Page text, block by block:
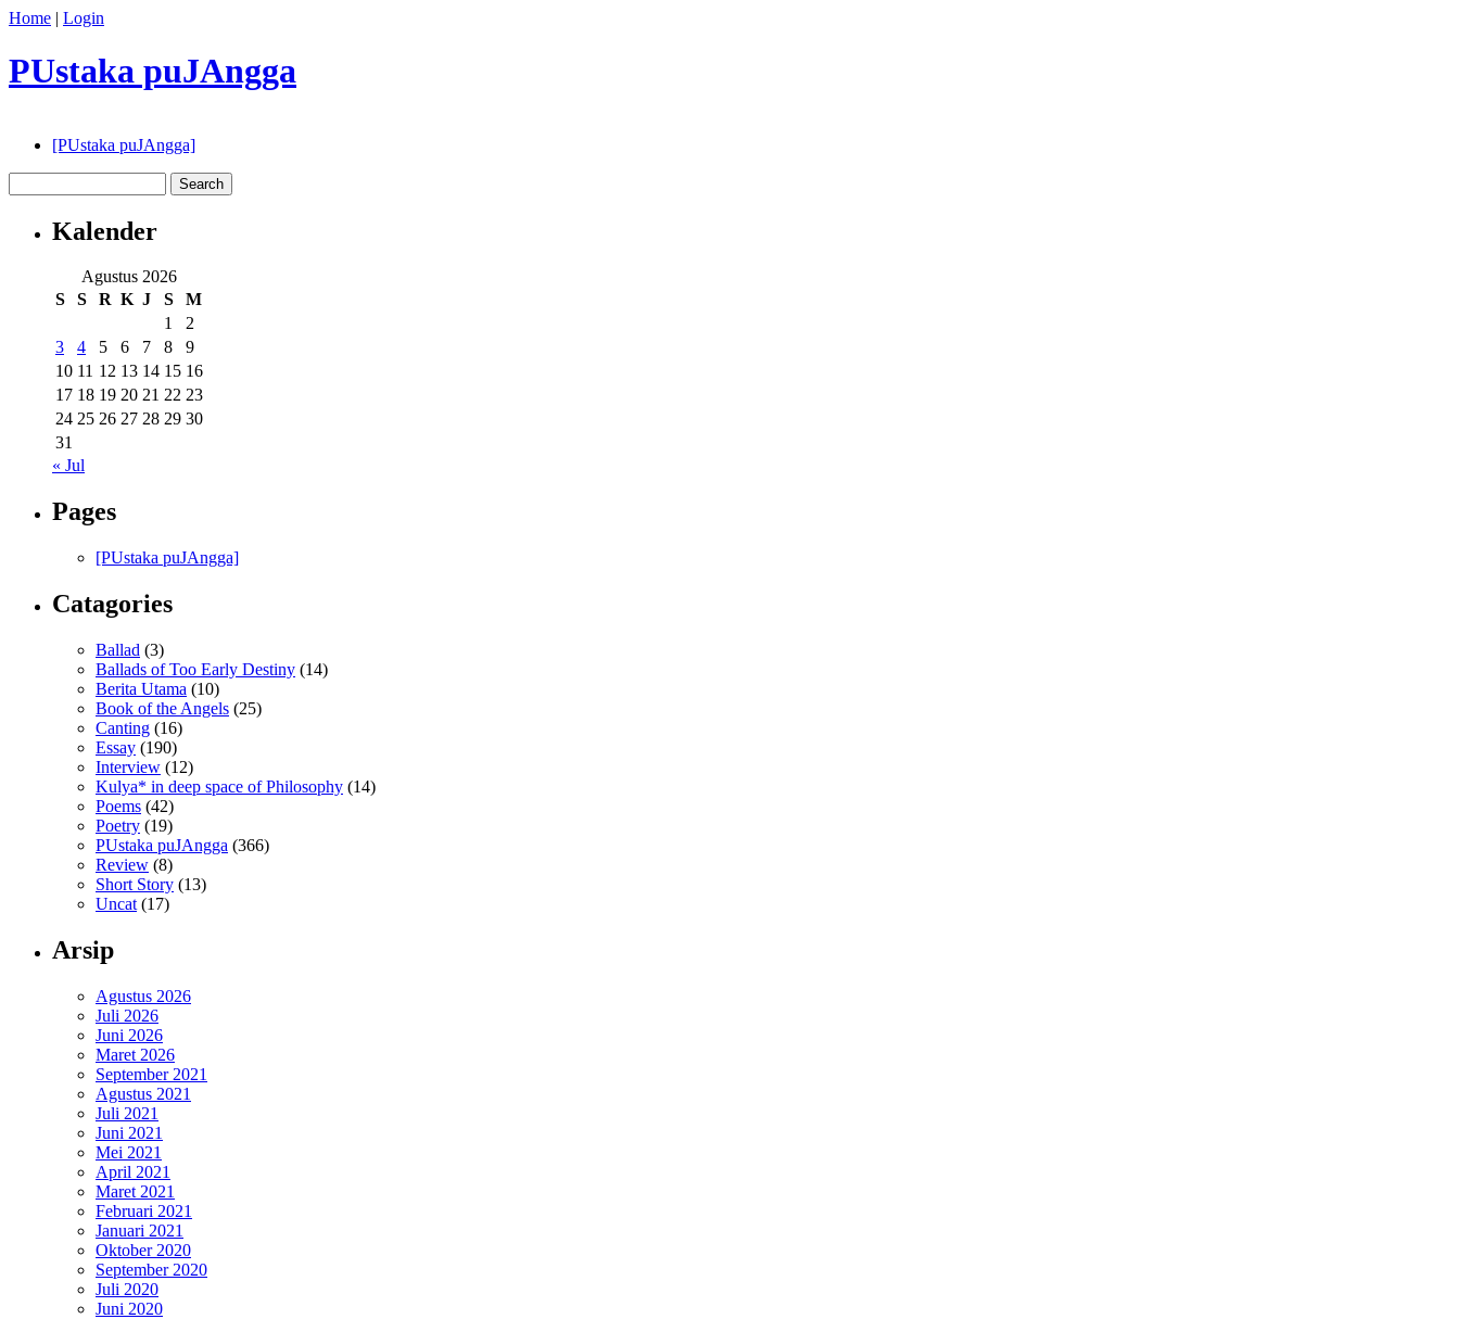
Home | Login
PUstaka puJAngga
[PUstaka puJAngga]
Kalender
Agustus 2026
S
S R K J S
M
1
2
3
4 5 6 7 8
9
10 11 12 13 14 15 16
17 18 19 20 21 22 23
24 25 26 27 28 29 30
31
« Jul
Pages
[PUstaka puJAngga]
Catagories
Ballad (3)
Ballads of Too Early Destiny (14)
Berita Utama (10)
Book of the Angels (25)
Canting (16)
Essay (190)
Interview (12)
Kulya* in deep space of Philosophy (14)
Poems (42)
Poetry (19)
PUstaka puJAngga (366)
Review (8)
Short Story (13)
Uncat (17)
Arsip
Agustus 2026
Juli 2026
Juni 2026
Maret 2026
September 2021
Agustus 2021
Juli 2021
Juni 2021
Mei 2021
April 2021
Maret 2021
Februari 2021
Januari 2021
Oktober 2020
September 2020
Juli 2020
Juni 2020